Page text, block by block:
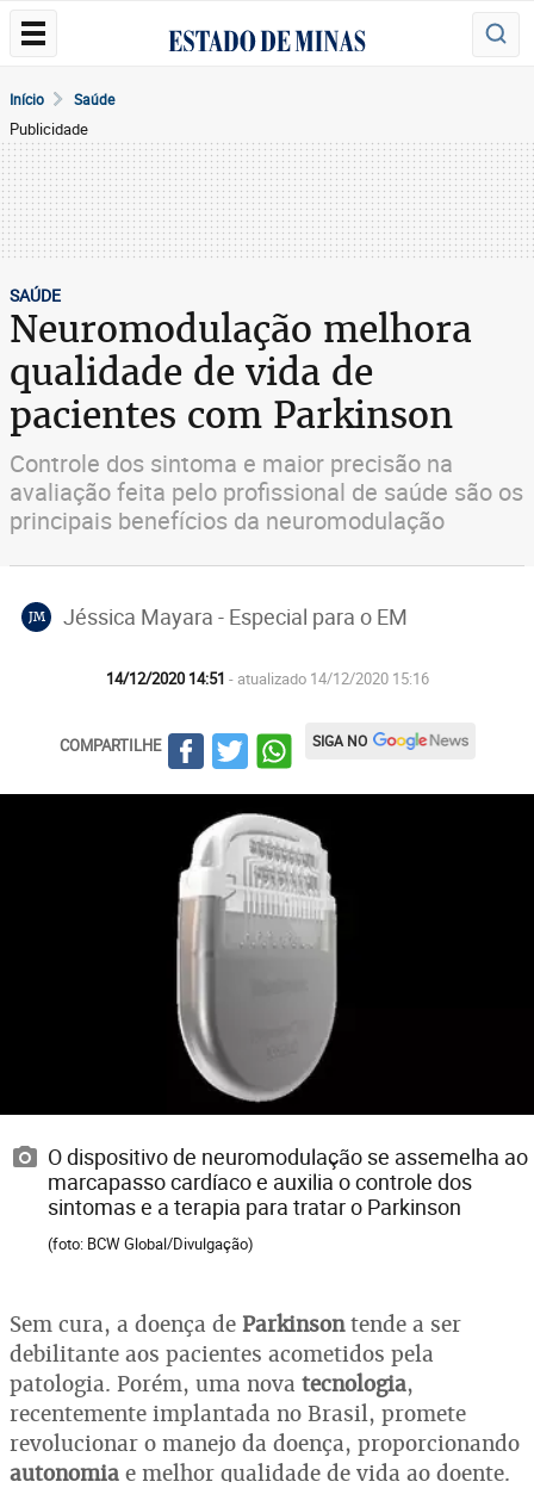
Início Saúde
Publicidade
SAÚDE
Neuromodulação melhora
qualidade de vida de
pacientes com Parkinson
Controle dos sintoma e maior precisão na
avaliação feita pelo profissional de saúde são os
principais benefícios da neuromodulação
JM Jéssica Mayara - Especial para o EM
14/12/2020 14:51 - atualizado 14/12/2020 15:16
COMPARTILHE SIGA NO
O dispositivo de neuromodulação se assemelha ao
marcapasso cardíaco e auxilia o controle dos
sintomas e a terapia para tratar o Parkinson
(foto: BCW Global/Divulgação)
Sem cura, a doença de Parkinsontende a ser
debilitante aos pacientes acometidos pela
patologia. Porém, uma nova tecnologia,
recentemente implantada no Brasil, promete
revolucionar o manejo da doença, proporcionando
autonomia e melhor qualidade de vida ao doente.